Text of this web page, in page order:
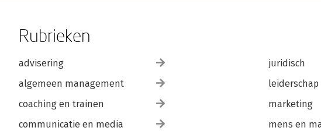
Rubrieken
advisering
algemeen management
coaching en trainen
communicatie en media
juridisch
leiderschap
marketing
mens en